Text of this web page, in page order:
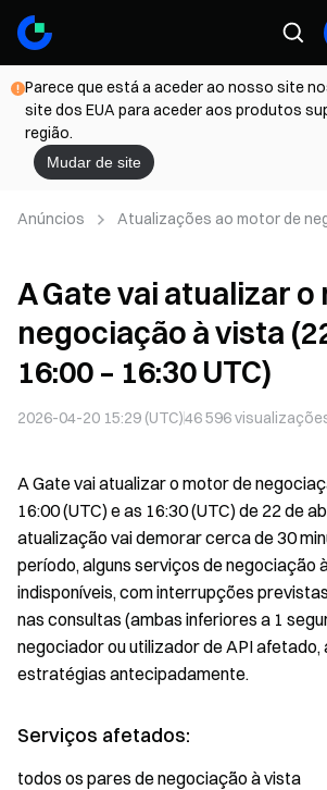
Parece que está a aceder ao nosso site
site dos EUA para aceder aos produtos
região.
Mudar de site
Anúncios Atualizações ao motor de
A Gate vai atualizar
negociação à vista
16:00 – 16:30 UTC)
2026-04-20 15:29 (UTC)46 596
A Gate vai atualizar o motor de
16:00 (UTC) e as 16:30 (UTC) de 22 de
atualização vai demorar cerca de 30
período, alguns serviços de negociação
indisponíveis, com interrupções
nas consultas (ambas inferiores a 1
negociador ou utilizador de API afetado,
estratégias antecipadamente.
Serviços afetados:
todos os pares de negociação à vista